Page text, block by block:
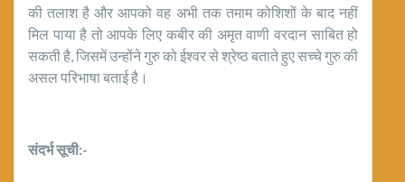
की तलाश है और आपको वह अभी तक तमाम कोशिशों के बाद नहीं
मिल पाया है तो आपके लिए कबीर की अमृत वाणी वरदान साबित हो
सकती है, जिसमें उन्होंने गुरु को ईश्वर से श्रेष्ठ बताते हुए सच्चे गुरु की
असल परिभाषा बताई है‌।
संदर्भ सूची:-